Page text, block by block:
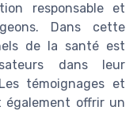
responsable et
Dans cette
de la santé est
dans leur
témoignages et
également offrir un